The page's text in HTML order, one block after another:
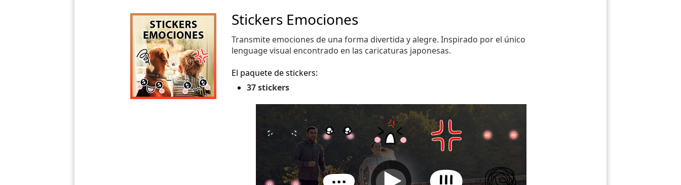
Stickers Emociones
Transmite emociones de una forma divertida y alegre. Inspirado por el único
lenguage visual encontrado en las caricaturas japonesas.
El paquete de stickers:
37 stickers